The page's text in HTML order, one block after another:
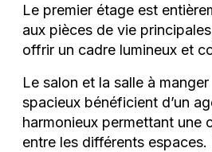
Le premier étage est
aux pièces de vie
offrir un cadre lumineux et
Le salon et la salle à manger
spacieux bénéficient d’un
harmonieux permettant une
entre les différents espaces.